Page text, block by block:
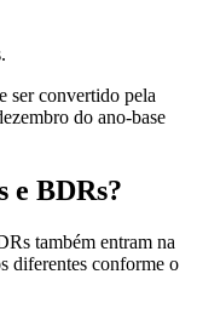
ser convertido pela
do ano-base
e BDRs?
também entram na
diferentes conforme o